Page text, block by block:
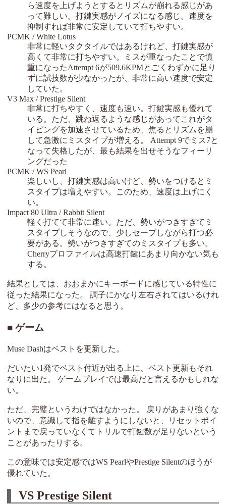
ら速度を上げようとするとリズムが崩れる感じがあ
って難しい。打鍵実感がノイズになる感じ。速度を
抑制すれば非常に安定していて打ちやすい。
PCMK / White Lotus
非常に軽いタクタイルではあるけれど、打鍵実感が
高くて非常に打ちやすい。ミスが重なったことで慎
重になったAttempt 6が509.6KPMとごくわずかに足り
ずに試技数が少なかったが、非常に高い速度で安定
していた。
V3 Max / Prestige Silent
非常に打ちやすく、速度も速い。打鍵実感も優れて
いる。ただ、跳ね返るような感じがあってこれがタ
イピングを加速させているため、焦るとリズムを崩
して急激にミスタイプが増える。 Attempt 9でミス7と
なって失格したが、最も結果を出せそうなフィーリ
ングだった
PCMK / WS Pearl
楽しいし、打鍵実感は高いけど、勢いをつけるとミ
スタイプは増えやすい。このため、速度は上げにく
い。
Impact 80 Ultra / Rabbit Silent
軽く打てて非常に速い。ただ、勢いがつきすぎてミ
スタイプしそうなので、少しセーブしながら打つ必
要がある。勢いがつきすぎてのミスタイプも多い。
Cherryプロファイルは高速打鍵にあまり向かない気も
する。
結果としては、おおまかにキーボードに感じている特性に
従った結果になった。 調子にかなり左右されてはいるけれ
ど、多少の参考にはなると思う。
ゲーム
Muse Dashはベストを更新した。
だいたい1発でベスト付近が出る上に、ベスト更新もそれ
なりに出た。 ゲームプレイでは最高だと言えるかもしれな
い。
ただ、完璧というわけではなかった。 戻りがあまり強くな
いので、意識して指を離すようにしないと、リセットポイ
ントまで戻っていなくてトリルで打鍵数が足りないという
ことがあったりする。
この意味では安定感ではWS PearlやPrestige Silentのほうが
優れていた。
VS Prestige Silent